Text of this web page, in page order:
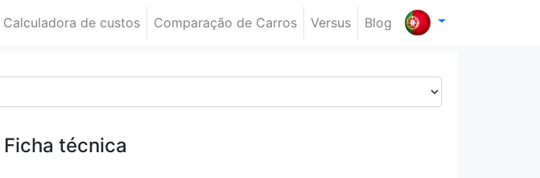
Calculadora de custos Comparação de Carros Versus Blog
Ficha técnica